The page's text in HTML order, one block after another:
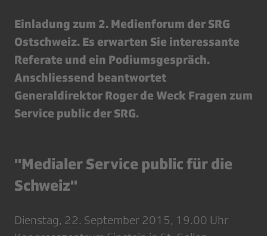
Einladung zum 2. Medienforum der SRG
Ostschweiz. Es erwarten Sie interessante
Referate und ein Podiumsgespräch.
Anschliessend beantwortet
Generaldirektor Roger de Weck Fragen zum
Service public der SRG.
"Medialer Service public für die
Schweiz"
Dienstag, 22. September 2015, 19.00 Uhr